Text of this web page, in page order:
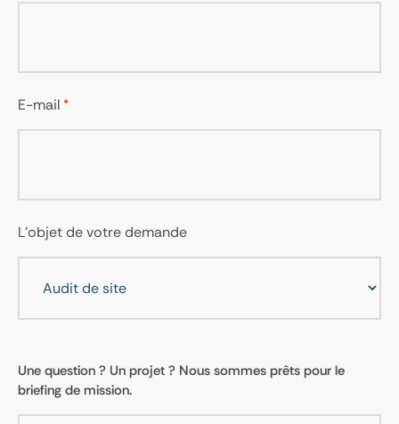
E-mail *
L'objet de votre demande
*
Une question ? Un projet ? Nous sommes prêts pour le
briefing de mission.